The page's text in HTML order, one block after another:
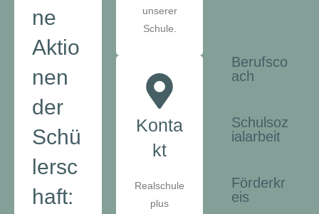
unserer
Schule.
Konta
kt
Realschule
plus
ne
Aktio
nen
der
Schü
lersc
haft:
Berufsco
ach
Schulsoz
ialarbeit
Förderkr
eis